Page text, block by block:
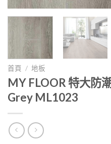
首頁 / 地板
MY FLOOR 特大防
Grey ML1023